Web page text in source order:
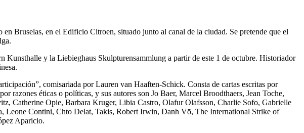
en Bruselas, en el Edificio Citroen, situado junto al canal de la ciudad. Se pretende que el
Kunsthalle y la Liebieghaus Skulpturensammlung a partir de este 1 de octubre. Historiador
comisariada por Lauren van Haaften-Schick. Consta de cartas escritas por
razones éticas o políticas, y sus autores son Jo Baer, Marcel Broodthaers, Jean Toche,
Catherine Opie, Barbara Kruger, Libia Castro, Olafur Olafsson, Charlie Sofo, Gabrielle
Contini, Chto Delat, Takis, Robert Irwin, Danh Vō, The International Strike of
Aparicio.